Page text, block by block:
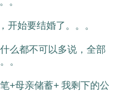
开始要结婚了。。。
么都不可以多说，全部
。
+母亲储蓄+ 我剩下的公